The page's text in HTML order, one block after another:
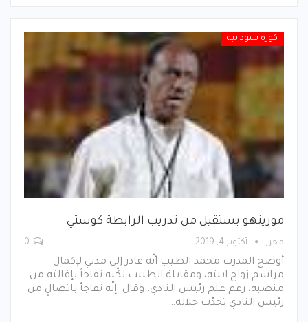
كورة سودانية
مورينهو يستقيل من تدريب الرابطة كوستي
محرر أكتوبر 4, 2019
أوضح المدرب محمد الطيب أنّه غادر إلى مدني لإكمال
مراسم زواج ابنته، ومقابلة الطبيب لكّنه تفاجأ بإقالته من
منصبه، رغم علم رئيس النادي. وقال إنّه تفاجأ باتصالٍ من
رئيس النادي تحدّث خلاله…